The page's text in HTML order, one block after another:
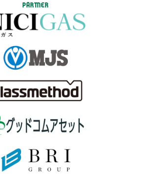
PARTNER